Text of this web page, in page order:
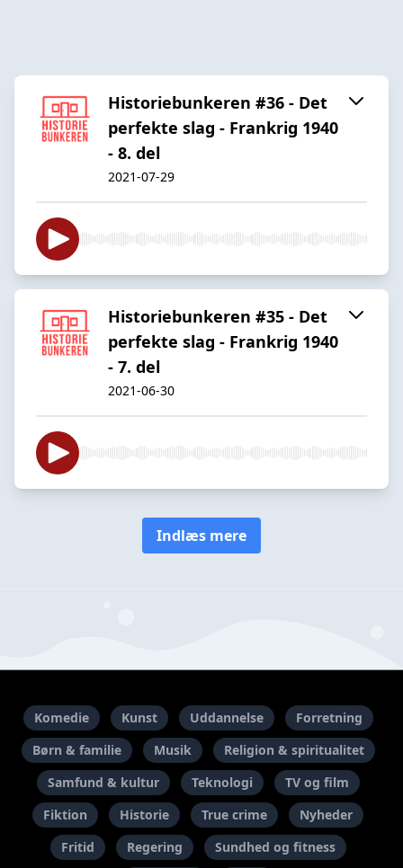
Historiebunkeren #36 - Det
perfekte slag - Frankrig 1940
- 8. del
2021-07-29
Historiebunkeren #35 - Det
perfekte slag - Frankrig 1940
- 7. del
2021-06-30
Indlæs mere
Komedie Kunst Uddannelse
Forretning
Børn & familie
Musik
Religion & spiritualitet
Samfund & kultur
Teknologi
TV og film
Fiktion
Historie True crime
Nyheder
Fritid
Regering Sundhed og fitness